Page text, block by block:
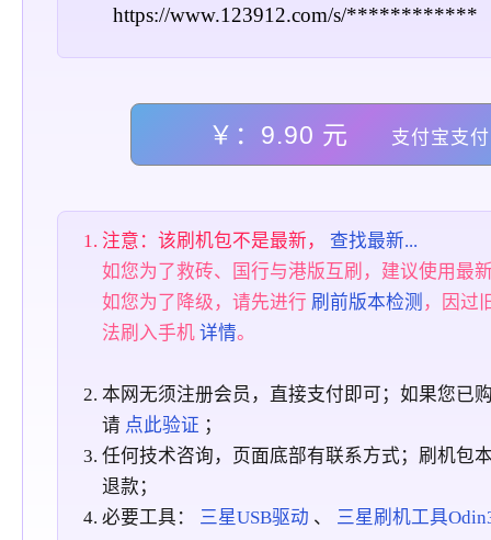
https://www.123912.com/s/************
￥：9.90 元 支付宝支付
注意：该刷机包不是最新， 查找最新...
如您为了救砖、国行与港版互刷，建议使用最
如您为了降级，请先进行 刷前版本检测 ，因过
法刷入手机详情。
本网无须注册会员，直接支付即可；如果您已
请 点此验证 ；
任何技术咨询，页面底部有联系方式；刷机包
退款；
必要工具： 三星USB驱动 、 三星刷机工具